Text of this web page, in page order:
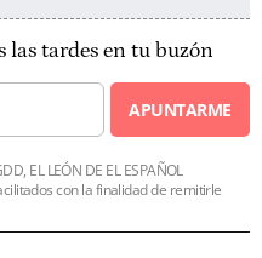
las tardes en tu buzón
APUNTARME
EL LEÓN DE EL ESPAÑOL
con la finalidad de remitirle